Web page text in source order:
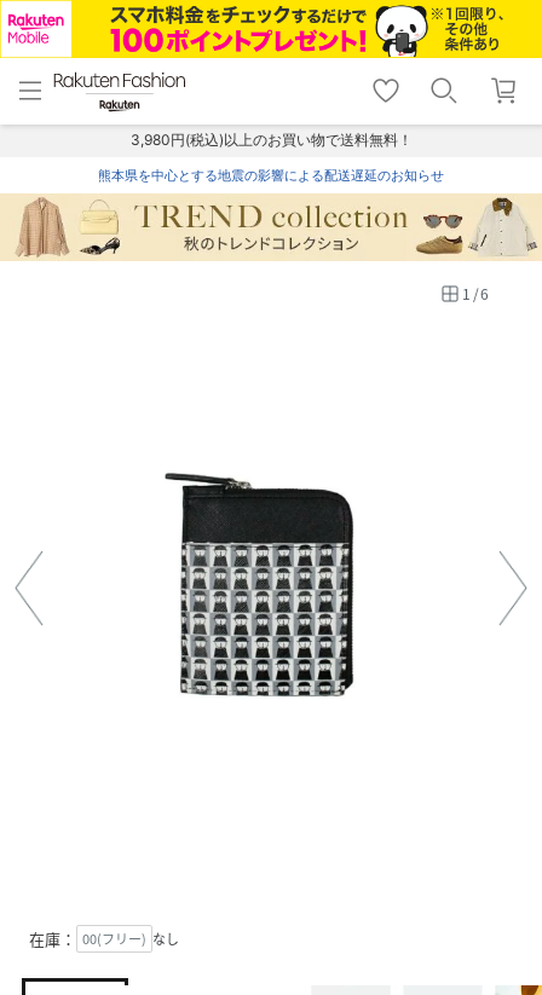
menu home
トップ
shopping_cart lock_outline
ログイン
3,980円(税込)以上のお買い物で送料無料！
熊本県を中心とする地震の影響による配送遅延のお知らせ
1 /6
在庫： 00(フリー) なし